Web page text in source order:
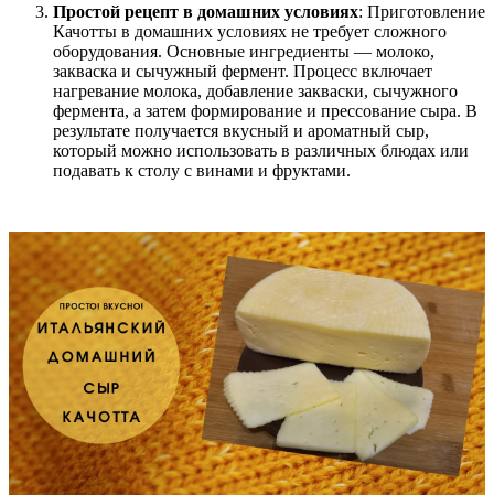
Простой рецепт в домашних условиях: Приготовление
Качотты в домашних условиях не требует сложного
оборудования. Основные ингредиенты — молоко,
закваска и сычужный фермент. Процесс включает
нагревание молока, добавление закваски, сычужного
фермента, а затем формирование и прессование сыра. В
результате получается вкусный и ароматный сыр,
который можно использовать в различных блюдах или
подавать к столу с винами и фруктами.